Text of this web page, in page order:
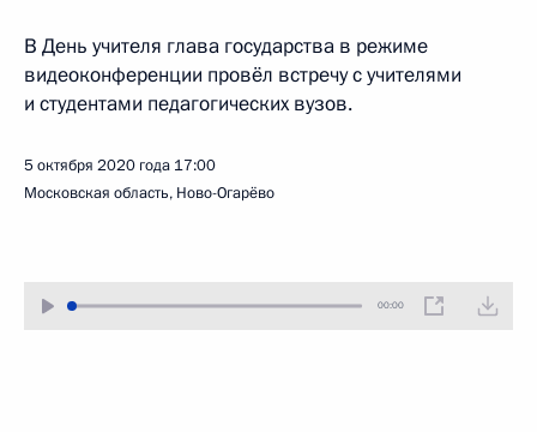
В День учителя глава государства в режиме
видеоконференции провёл встречу с учителями
и студентами педагогических вузов.
5 октября 2020 года 17:00
Московская область, Ново-Огарёво
00:00